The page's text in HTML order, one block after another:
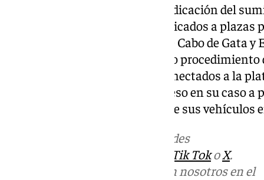
A este contrato se suma la adjudicación del
sensores de aparcamientos dedicados a
reducida (PMR) en el entorno de Cabo de Gata
soterrados y siguiendo el mismo
ciudad de Almería, quedarán conectados a la
facilitar su conocimiento y acceso en su caso
y facilitar así el aparcamiento de sus vehículos
en las redes
Tik TokoX.
Puedes ponerte en contacto con nosotros en el